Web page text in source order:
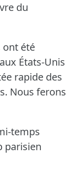
du
ont été
États-Unis
rapide des
Nous ferons
temps
parisien